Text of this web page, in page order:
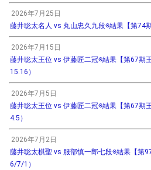
2026年7月25日
藤井聡太名人 vs 丸山忠久九段※結果【第74
2026年7月15日
藤井聡太王位 vs 伊藤匠二冠※結果【第67期
15.16）
2026年7月5日
藤井聡太王位 vs 伊藤匠二冠※結果【第67期
4.5）
2026年7月2日
藤井聡太棋聖 vs 服部慎一郎七段※結果【第
6/7/1）